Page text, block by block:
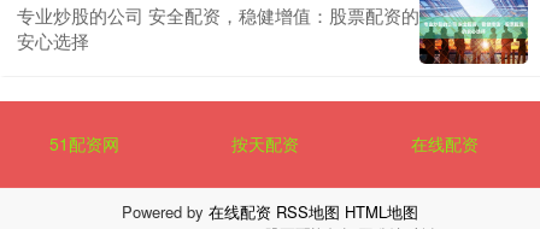
专业炒股的公司 安全配资，稳健增值：股票配资的
安心选择
51配资网 按天配资 在线配资
Powered by 在线配资 RSS地图 HTML地图